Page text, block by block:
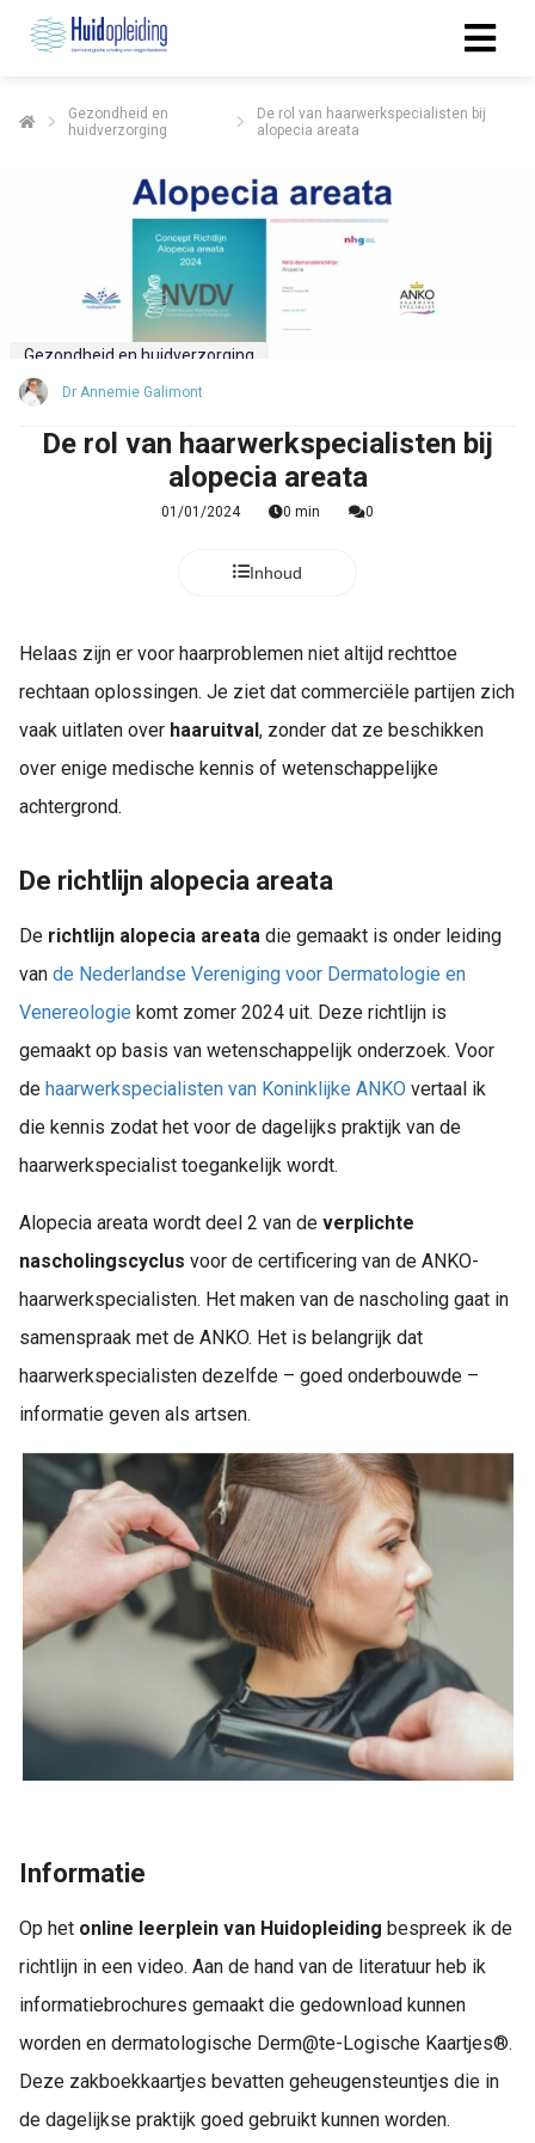
Gezondheid en
huidverzorging
De rol van haarwerkspecialisten bij
alopecia areata
Gezondheid en huidverzorging
Dr Annemie Galimont
De rol van haarwerkspecialisten bij
alopecia areata
01/01/2024 0 min 0
Inhoud
Helaas zijn er voor haarproblemen niet altijd rechttoe
rechtaan oplossingen. Je ziet dat commerciële partijen zich
vaak uitlaten over haaruitval, zonder dat ze beschikken
over enige medische kennis of wetenschappelijke
achtergrond.
De richtlijn alopecia areata
De richtlijn alopecia areata die gemaakt is onder leiding
van de Nederlandse Vereniging voor Dermatologie en
Venereologie komt zomer 2024 uit. Deze richtlijn is
gemaakt op basis van wetenschappelijk onderzoek. Voor
de haarwerkspecialisten van Koninklijke ANKO vertaal ik
die kennis zodat het voor de dagelijks praktijk van de
haarwerkspecialist toegankelijk wordt.
Alopecia areata wordt deel 2 van de verplichte
nascholingscyclus voor de certificering van de ANKO-
haarwerkspecialisten. Het maken van de nascholing gaat in
samenspraak met de ANKO. Het is belangrijk dat
haarwerkspecialisten dezelfde – goed onderbouwde –
informatie geven als artsen.
Informatie
Op het online leerplein van Huidopleiding bespreek ik de
richtlijn in een video. Aan de hand van de literatuur heb ik
informatiebrochures gemaakt die gedownload kunnen
worden en dermatologische Derm@te-Logische Kaartjes®.
Deze zakboekkaartjes bevatten geheugensteuntjes die in
de dagelijkse praktijk goed gebruikt kunnen worden.